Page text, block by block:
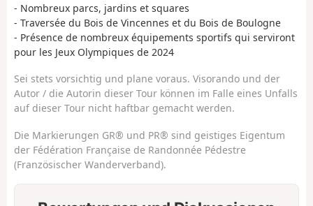
- Nombreux parcs, jardins et squares
- Traversée du Bois de Vincennes et du Bois de Boulogne
- Présence de nombreux équipements sportifs qui serviront
pour les Jeux Olympiques de 2024
Sei stets vorsichtig und plane voraus. Visorando und der
Autor / die Autorin dieser Tour können im Falle eines Unfalls
auf dieser Tour nicht haftbar gemacht werden.
Die Markierungen GR® und PR® sind geistiges Eigentum
der Fédération Française de Randonnée Pédestre
(Französischer Wanderverband).